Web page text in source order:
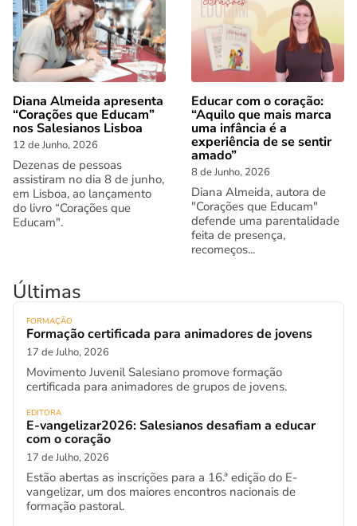
Diana Almeida apresenta
“Corações que Educam”
nos Salesianos Lisboa
12 de Junho, 2026
Dezenas de pessoas
assistiram no dia 8 de junho,
em Lisboa, ao lançamento
do livro “Corações que
Educam".
Educar com o coração:
“Aquilo que mais marca
uma infância é a
experiência de se sentir
amado”
8 de Junho, 2026
Diana Almeida, autora de
"Corações que Educam"
defende uma parentalidade
feita de presença,
recomeços...
Últimas
FORMAÇÃO
Formação certificada para animadores de jovens
17 de Julho, 2026
Movimento Juvenil Salesiano promove formação
certificada para animadores de grupos de jovens.
EDITORA
E-vangelizar2026: Salesianos desafiam a educar
com o coração
17 de Julho, 2026
Estão abertas as inscrições para a 16.ª edição do E-
vangelizar, um dos maiores encontros nacionais de
formação pastoral.